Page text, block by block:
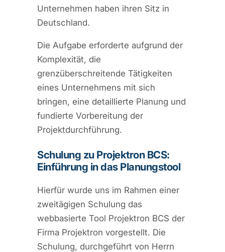
Unternehmen haben ihren Sitz in
Deutschland.
Die Aufgabe erforderte aufgrund der
Komplexität, die
grenzüberschreitende Tätigkeiten
eines Unternehmens mit sich
bringen, eine detaillierte Planung und
fundierte Vorbereitung der
Projektdurchführung.
Schulung zu Projektron BCS:
Einführung in das Planungstool
Hierfür wurde uns im Rahmen einer
zweitägigen Schulung das
webbasierte Tool Projektron BCS der
Firma Projektron vorgestellt. Die
Schulung, durchgeführt von Herrn